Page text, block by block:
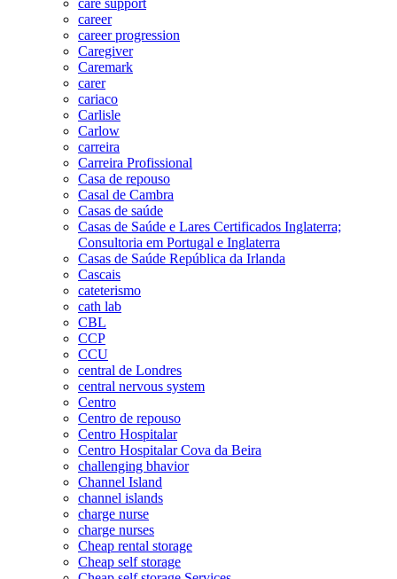
career
career progression
Caregiver
Caremark
carer
cariaco
Carlisle
Carlow
carreira
Carreira Profissional
Casa de repouso
Casal de Cambra
Casas de saúde
Casas de Saúde e Lares Certificados Inglaterra;
Consultoria em Portugal e Inglaterra
Casas de Saúde República da Irlanda
Cascais
cateterismo
cath lab
CBL
CCP
CCU
central de Londres
central nervous system
Centro
Centro de repouso
Centro Hospitalar
Centro Hospitalar Cova da Beira
challenging bhavior
Channel Island
channel islands
charge nurse
charge nurses
Cheap rental storage
Cheap self storage